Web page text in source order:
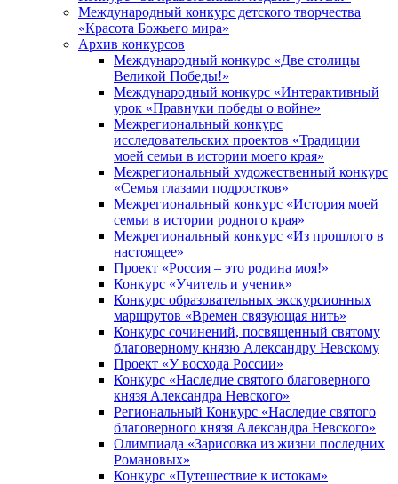
Международный конкурс детского творчества
«Красота Божьего мира»
Архив конкурсов
Международный конкурс «Две столицы
Великой Победы!»
Международный конкурс «Интерактивный
урок «Правнуки победы о войне»
Межрегиональный конкурс
исследовательских проектов «Традиции
моей семьи в истории моего края»
Межрегиональный художественный конкурс
«Семья глазами подростков»
Межрегиональный конкурс «История моей
семьи в истории родного края»
Межрегиональный конкурс «Из прошлого в
настоящее»
Проект «Россия – это родина моя!»
Конкурс «Учитель и ученик»
Конкурс образовательных экскурсионных
маршрутов «Времен связующая нить»
Конкурс сочинений, посвященный святому
благоверному князю Александру Невскому
Проект «У восхода России»
Конкурс «Наследие святого благоверного
князя Александра Невского»
Региональный Конкурс «Наследие святого
благоверного князя Александра Невского»
Олимпиада «Зарисовка из жизни последних
Романовых»
Конкурс «Путешествие к истокам»